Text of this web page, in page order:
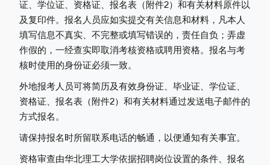
证、学位证、资格证、报名表（附件2）和有关材料原件以
及复印件。报名人员应如实提交有关信息和材料，凡本人
填写信息不真实、不完整或填写错误的，责任自负；弄虚
作假的，一经查实即取消考核资格或聘用资格。报名与考
核时使用的身份证必须一致。
外地报考人员可将简历及有效身份证、毕业证、学位证、
资格证、报名表（附件2）和有关材料通过发送电子邮件的
方式报名。
请保持报名时所留联系电话的畅通，以便通知有关事宜。
资格审查由华北理工大学依据招聘岗位设置的条件、报名